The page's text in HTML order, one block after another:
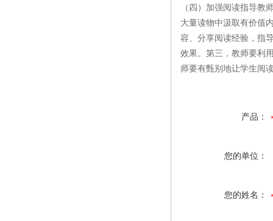
（四）加强阅读指导教
大量读物中汲取有价值
容、分享阅读经验，指
效果。第三，教师要利
师要有甄别地让学生阅
产品：
您的单位：
您的姓名：